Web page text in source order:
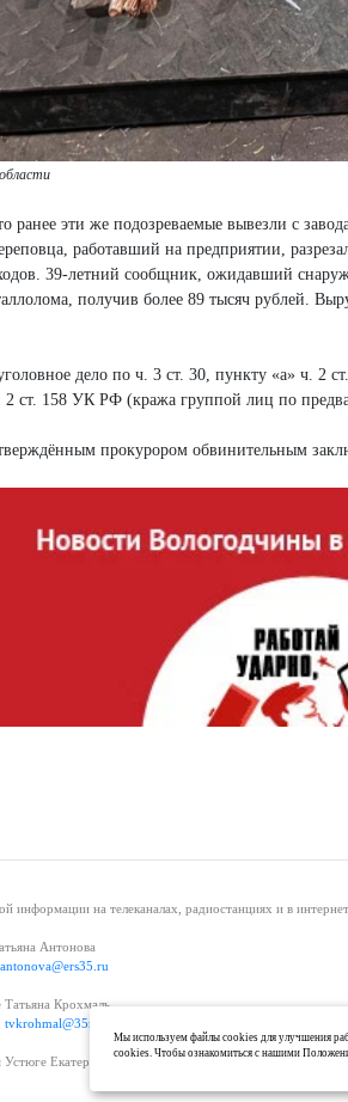
ранее эти же подозреваемые вывезли с
работавший на предприятии,
39-летний сообщник, ожидавший
получив более 89 тысяч рублей.
дело по ч. 3 ст. 30, пункту «а» ч.
2 ст. 158 УК РФ (кража группой лиц по
прокурором обвинительным
информации на телеканалах, радиостанциях и в
Антонова
antonova@ers35.ru
Крохмаль
tvkrohmal@35media.ru
Устюге Екатерина Вьюжанина 8(81738) 2-04-44, +7 921
Мы используем файлы cookies для улучшения
cookies. Чтобы ознакомиться с нашими